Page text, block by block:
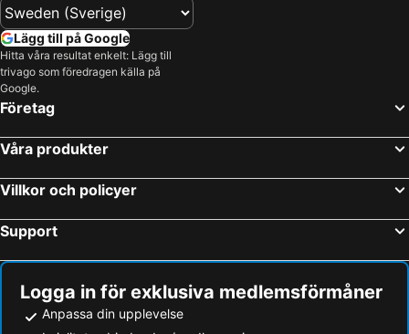
Lägg till på Google
Hitta våra resultat enkelt: Lägg till
trivago som föredragen källa på
Google.
Företag
Våra produkter
Villkor och policyer
Support
Logga in för exklusiva medlemsförmåner
Anpassa din upplevelse